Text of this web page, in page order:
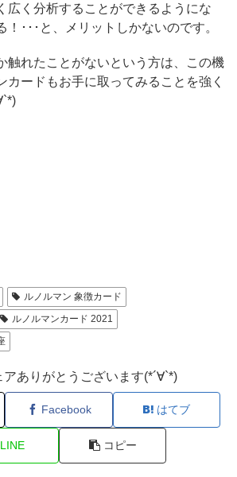
広く分析することができるようにな
！･･･と、メリットしかないのです。
触れたことがないという方は、この機
カードもお手に取ってみることを強く
ルノルマン 象徴カード
ルノルマンカード 2021
ありがとうございます(*´∀`*)
Facebook はてブ
LINE コピー